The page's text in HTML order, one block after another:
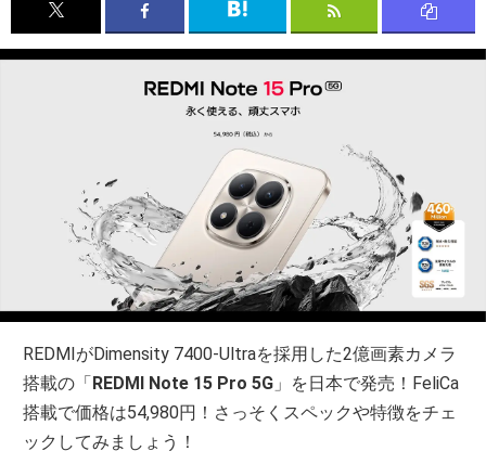
REDMIがDimensity 7400‐Ultraを採用した2億画素カメラ
搭載の「 REDMI Note 15 Pro 5G 」を日本で発売！FeliCa
搭載で価格は54,980円！さっそくスペックや特徴をチェ
ックしてみましょう！